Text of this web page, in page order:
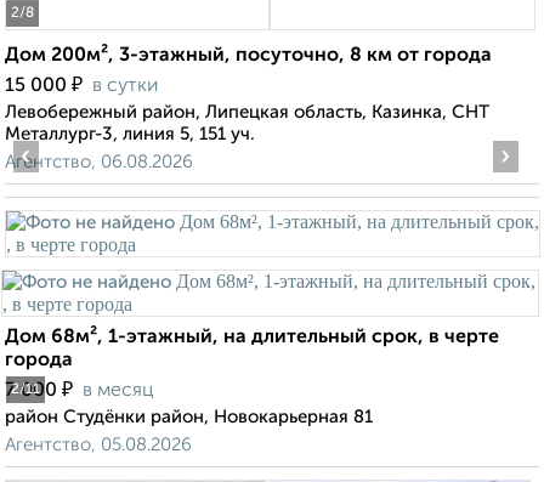
2/8
Дом 200м², 3-этажный, посуточно, 8 км от города
15 000 ₽ в сутки
Левобережный район, Липецкая область, Казинка, СНТ
Металлург-3, линия 5, 151 уч.
Агентство, 06.08.2026
2/11
‹ ›
Дом 68м², 1-этажный, на длительный срок, в черте
города
7 000 ₽ в месяц
район Студёнки район, Новокарьерная 81
Агентство, 05.08.2026